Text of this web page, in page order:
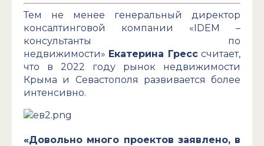
Тем не менее генеральный директор
консалтинговой компании «IDEM –
консультанты по
недвижимости» Екатерина Гресссчитает,
что в 2022 году рынок недвижимости
Крыма и Севастополя развивается более
интенсивно.
«Довольно много проектов заявлено, в